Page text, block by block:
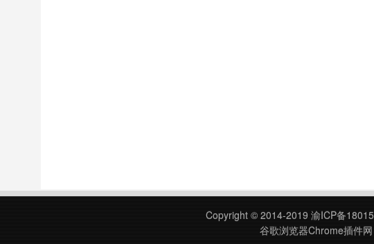
Copyright © 2014-2019 渝ICP备
谷歌浏览器Chrome插件网